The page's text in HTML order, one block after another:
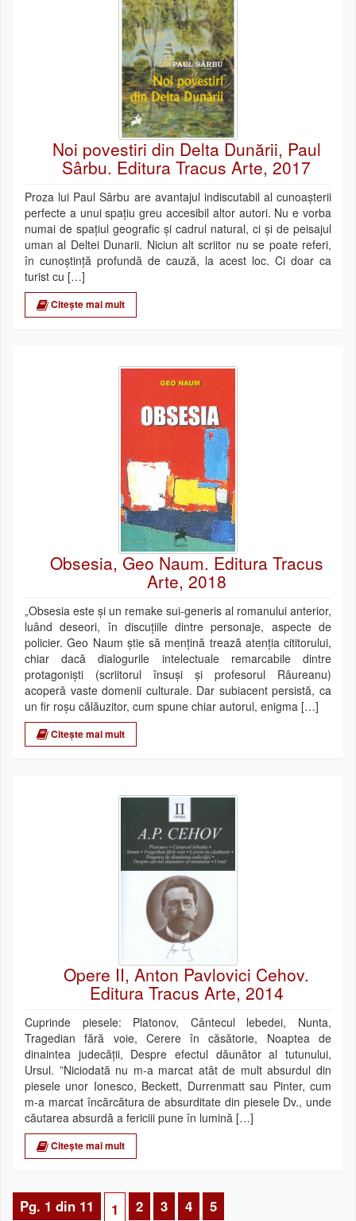
Noi povestiri din Delta Dunării, Paul
Sârbu. Editura Tracus Arte, 2017
Proza lui Paul Sârbu are avantajul indiscutabil al cunoașterii
perfecte a unui spațiu greu accesibil altor autori. Nu e vorba
numai de spațiul geografic și cadrul natural, ci și de peisajul
uman al Deltei Dunarii. Niciun alt scriitor nu se poate referi,
în cunoștință profundă de cauză, la acest loc. Ci doar ca
turist cu […]
Citește mai mult
Obsesia, Geo Naum. Editura Tracus
Arte, 2018
„Obsesia este și un remake sui-generis al romanului anterior,
luând deseori, în discuțiile dintre personaje, aspecte de
policier. Geo Naum știe să mențină trează atenția cititorului,
chiar dacă dialogurile intelectuale remarcabile dintre
protagoniști (scriitorul însuși și profesorul Râureanu)
acoperă vaste domenii culturale. Dar subiacent persistă, ca
un fir roșu călăuzitor, cum spune chiar autorul, enigma […]
Citește mai mult
Opere II, Anton Pavlovici Cehov.
Editura Tracus Arte, 2014
Cuprinde piesele: Platonov, Cântecul lebedei, Nunta,
Tragedian fără voie, Cerere în căsătorie, Noaptea de
dinaintea judecății, Despre efectul dăunător al tutunului,
Ursul. ”Niciodată nu m-a marcat atât de mult absurdul din
piesele unor Ionesco, Beckett, Durrenmatt sau Pinter, cum
m-a marcat încărcătura de absurditate din piesele Dv., unde
căutarea absurdă a fericiii pune în lumină […]
Citește mai mult
Pg. 1 din 11 1 2 3 4
5